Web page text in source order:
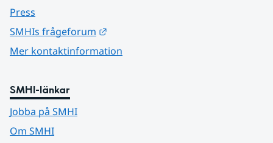
Press
SMHIs frågeforum
Mer kontaktinformation
SMHI-länkar
Jobba på SMHI
Om SMHI